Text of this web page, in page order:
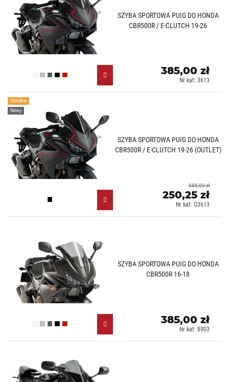
SZYBA SPORTOWA PUIG DO HONDA
CBR500R / E-CLUTCH 19-26
Przezroczysty (W)
Lekko przyciemniany (H)
Mocno przyciemniany (F)
Czarny (N)
Czerwony (R)
385,00 zł
Nr kat: 3613
SZYBA SPORTOWA PUIG DO HONDA
CBR500R / E-CLUTCH 19-26 (OUTLET)
Czarny (N)
Obniżka
Nowy
250,25 zł
385,00 zł
Nr kat: O3613
SZYBA SPORTOWA PUIG DO HONDA
CBR500R 16-18
Przezroczysty (W)
Lekko przyciemniany (H)
Mocno przyciemniany (F)
Czarny (N)
Czerwony (R)
385,00 zł
Nr kat: 8903